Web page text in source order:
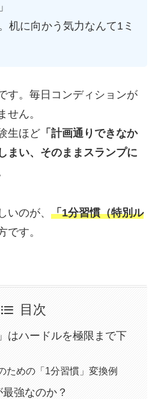
机に向かう気力なんて1ミ
す。毎日コンディションが
せん。
生ほど「計画通りできなか
まい、そのままスランプに
いのが、 「1分習慣（特別ル
です。
目次
はハードルを極限まで下
ための「1分習慣」変換例
強なのか？